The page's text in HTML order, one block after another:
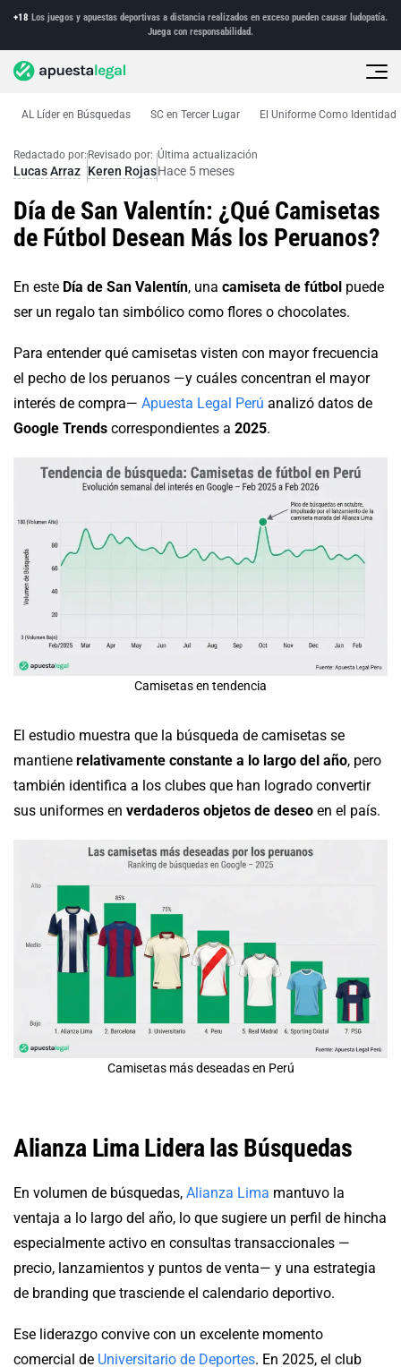
+18 Los juegos y apuestas deportivas a distancia realizados en exceso pueden causar ludopatía.
Juega con responsabilidad.
AL Líder en Búsquedas SC en Tercer Lugar El Uniforme Como Identidad
Noticias Camisetas más deseadas en Perú
Redactado por:
Lucas Arraz
Revisado por:
Keren Rojas
Última actualización
Hace 5 meses
Día de San Valentín: ¿Qué Camisetas
de Fútbol Desean Más los Peruanos?
En este Día de San Valentín, una camiseta de fútbol puede
ser un regalo tan simbólico como flores o chocolates.
Para entender qué camisetas visten con mayor frecuencia
el pecho de los peruanos —y cuáles concentran el mayor
interés de compra— Apuesta Legal Perú analizó datos de
Google Trends correspondientes a 2025.
Camisetas en tendencia
El estudio muestra que la búsqueda de camisetas se
mantiene relativamente constante a lo largo del año, pero
también identifica a los clubes que han logrado convertir
sus uniformes en verdaderos objetos de deseo en el país.
Camisetas más deseadas en Perú
Alianza Lima Lidera las Búsquedas
En volumen de búsquedas, Alianza Lima mantuvo la
ventaja a lo largo del año, lo que sugiere un perfil de hincha
especialmente activo en consultas transaccionales —
precio, lanzamientos y puntos de venta— y una estrategia
de branding que trasciende el calendario deportivo.
Ese liderazgo convive con un excelente momento
comercial de Universitario de Deportes. En 2025, el club